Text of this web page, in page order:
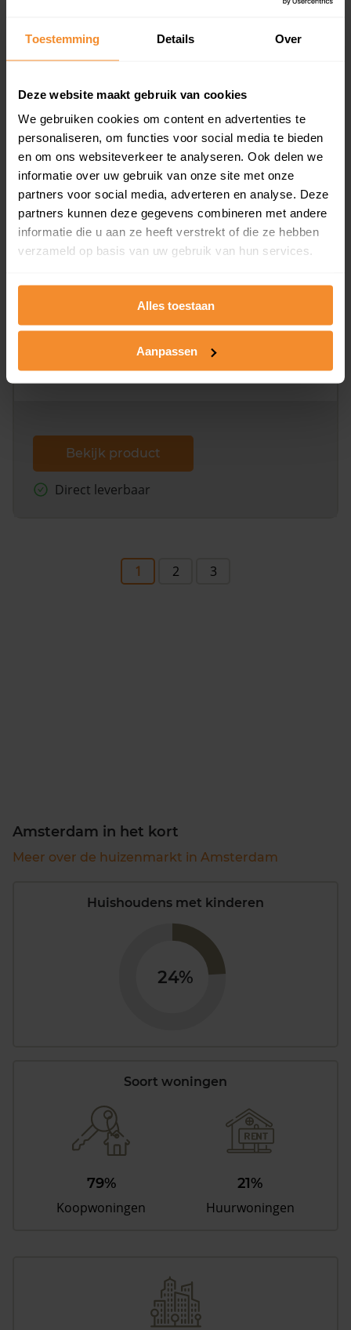
Toestemming Details Over
Deze website maakt gebruik van cookies
We gebruiken cookies om content en advertenties te
personaliseren, om functies voor social media te bieden
en om ons websiteverkeer te analyseren. Ook delen we
informatie over uw gebruik van onze site met onze
partners voor social media, adverteren en analyse. Deze
partners kunnen deze gegevens combineren met andere
informatie die u aan ze heeft verstrekt of die ze hebben
verzameld op basis van uw gebruik van hun services.
Alles toestaan
Aanpassen
Een overzicht van alle verkochte woningen (koopsom
inclusief een jaar lang gratis updates van nieuwe
Bekijk product
Direct leverbaar
Kadastrale kaart pakket
Alleen globale ligging perceel
Een uitgebreid overzicht van het perceel en
omliggende percelen met de kadastrale erfgrenzen,
dit inclusief de luchtfoto!
Bekijk product
Direct leverbaar
1 2 3
Amsterdam in het kort
Meer over de huizenmarkt in Amsterdam
Huishoudens met kinderen
24%
Soort woningen
79%
Koopwoningen
21%
Huurwoningen